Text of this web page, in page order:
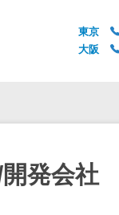
東京
大阪
理）
価・教育）
発会社